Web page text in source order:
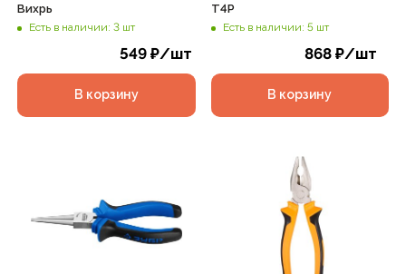
Вихрь
Есть в наличии: 3 шт
549₽/шт
В корзину
T4P
Есть в наличии: 5 шт
868 ₽/шт
В корзину